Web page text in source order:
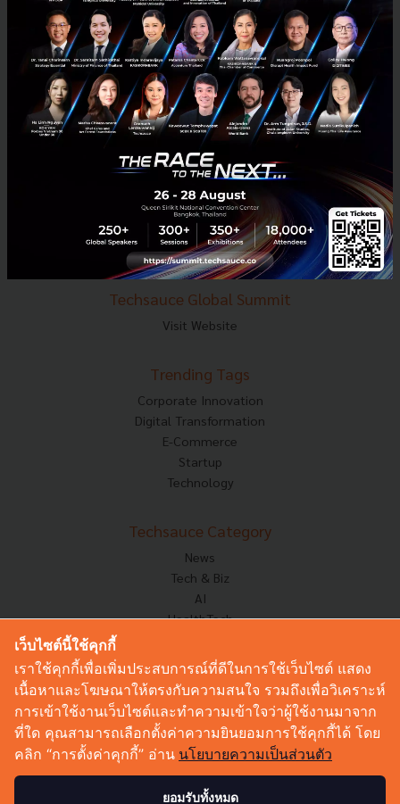
E-mail :contact@techsauce.co
Tel : 02-001-5375
Mobile : 06-4658-9500
Techsauce Media
About Techsauce
Techsauce Services
Privacy Policy
ส่งบทความ
Techsauce Global Summit
Visit Website
Trending Tags
Corporate Innovation
Digital Transformation
E-Commerce
Startup
Technology
Techsauce Category
News
Tech & Biz
AI
HealthTech
Corp Innov
Saucy Thoughts
Sustainable
Videos
Podcast
เว็บไซต์นี้ใช้คุกกี้
เราใช้คุกกี้เพื่อเพิ่มประสบการณ์ที่ดีในการใช้เว็บไซต์ แสดง
เนื้อหาและโฆษณาให้ตรงกับความสนใจ รวมถึงเพื่อวิเคราะห์
การเข้าใช้งานเว็บไซต์และทำความเข้าใจว่าผู้ใช้งานมาจาก
ที่ใด คุณสามารถเลือกตั้งค่าความยินยอมการใช้คุกกี้ได้ โดย
คลิก “การตั้งค่าคุกกี้” อ่าน นโยบายความเป็นส่วนตัว
ยอมรับทั้งหมด